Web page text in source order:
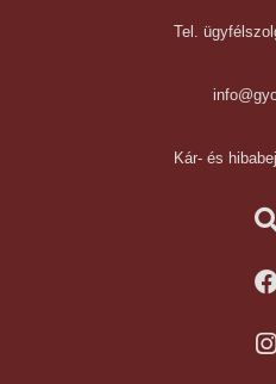
Tel.
Kár- és